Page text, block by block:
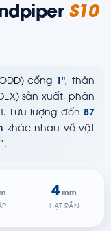
S10
cổng 1", thân
sản xuất, phân
Lưu lượng đến 87
khác nhau về vật
4 mm
HẠT RẮN